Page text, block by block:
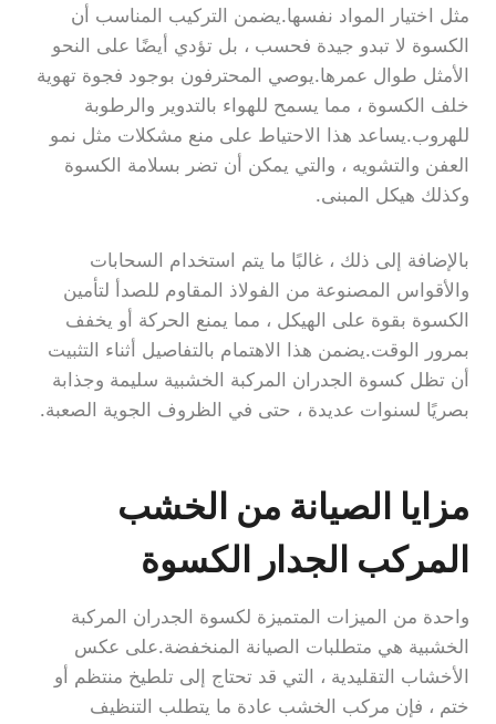
مثل اختيار المواد نفسها.يضمن التركيب المناسب أن
الكسوة لا تبدو جيدة فحسب ، بل تؤدي أيضًا على النحو
الأمثل طوال عمرها.يوصي المحترفون بوجود فجوة تهوية
خلف الكسوة ، مما يسمح للهواء بالتدوير والرطوبة
للهروب.يساعد هذا الاحتياط على منع مشكلات مثل نمو
العفن والتشويه ، والتي يمكن أن تضر بسلامة الكسوة
وكذلك هيكل المبنى.
بالإضافة إلى ذلك ، غالبًا ما يتم استخدام السحابات
والأقواس المصنوعة من الفولاذ المقاوم للصدأ لتأمين
الكسوة بقوة على الهيكل ، مما يمنع الحركة أو يخفف
بمرور الوقت.يضمن هذا الاهتمام بالتفاصيل أثناء التثبيت
أن تظل كسوة الجدران المركبة الخشبية سليمة وجذابة
بصريًا لسنوات عديدة ، حتى في الظروف الجوية الصعبة.
مزايا الصيانة من الخشب
المركب الجدار الكسوة
واحدة من الميزات المتميزة لكسوة الجدران المركبة
الخشبية هي متطلبات الصيانة المنخفضة.على عكس
الأخشاب التقليدية ، التي قد تحتاج إلى تلطيخ منتظم أو
ختم ، فإن مركب الخشب عادة ما يتطلب التنظيف